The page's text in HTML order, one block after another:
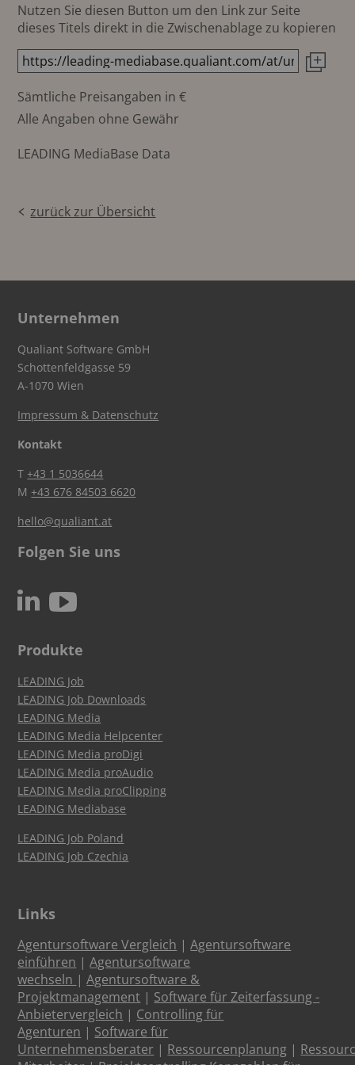
Nutzen Sie diesen Button um den Link zur Seite
dieses Titels direkt in die Zwischenablage zu kopieren
Sämtliche Preisangaben in €
Alle Angaben ohne Gewähr
LEADING MediaBase Data
zurück zur Übersicht
Unternehmen
Qualiant Software GmbH
Schottenfeldgasse 59
A-1070 Wien
Impressum & Datenschutz
Kontakt
T+43 1 5036644
M+43 676 84503 6620
hello@qualiant.at
Folgen Sie uns
N c
Produkte
LEADING Job
LEADING Job Downloads
LEADING Media
LEADING Media Helpcenter
LEADING Media proDigi
LEADING Media proAudio
LEADING Media proClipping
LEADING Mediabase
LEADING Job Poland
LEADING Job Czechia
Links
Agentursoftware Vergleich |Agentursoftware
einführen |Agentursoftware
wechseln |Agentursoftware &
Projektmanagement | Software für Zeiterfassung -
Anbietervergleich | Controlling für
Agenturen | Software für
Unternehmensberater | Ressourcenplanung |